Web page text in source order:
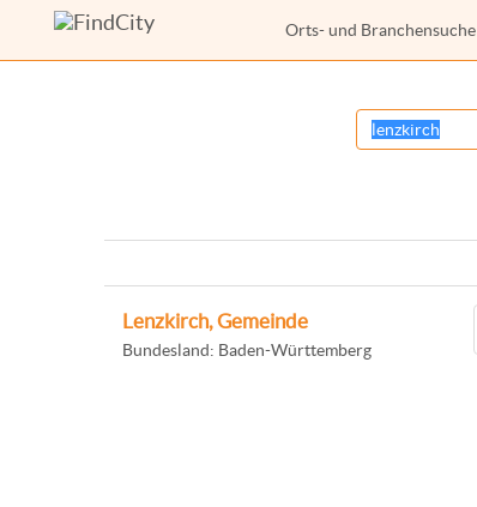
Orts- und Branchensuche
Lenzkirch, Gemeinde
Bundesland: Baden-Württemberg